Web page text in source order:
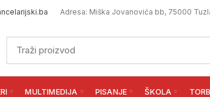
Adresa: Miška Jovanovića bb, 75000
MULTIMEDIJA PISANJE ŠKOLA